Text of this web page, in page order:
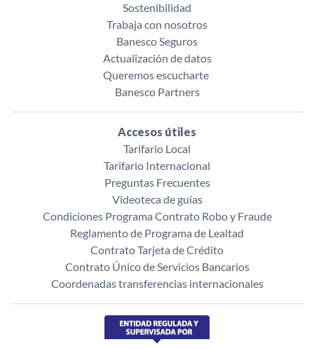
Sostenibilidad
Trabaja con nosotros
Banesco Seguros
Actualización de datos
Queremos escucharte ‌
Banesco Partners
Accesos útiles
Tarifario Local
Tarifario Internacional
Preguntas Frecuentes
Videoteca de guías
Condiciones Programa Contrato Robo y Fraude
Reglamento de Programa de Lealtad
Contrato Tarjeta de Crédito
Contrato Único de Servicios Bancarios
Coordenadas transferencias internacionales